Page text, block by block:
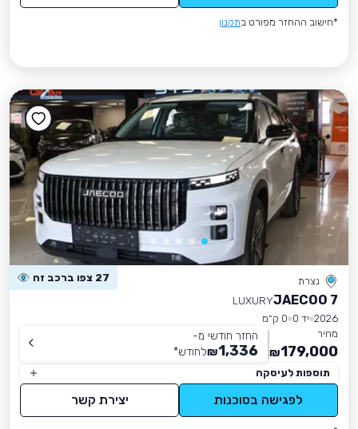
*חישוב ההחזר מפורט בתקנון
נצרת 27 צפו ברכב זה
JAECOO 7
LUXURY
2026 יד 0
0 ק״מ
מחיר
179,000
₪
החזר חודשי מ-
1,336
₪לחודש*
תוספות לעיסקה
לפגישה בסוכנות יצירת קשר